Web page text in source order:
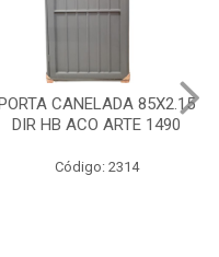
PORTA LAMINADA 60X215
DIR POP/MIX HB
Código: 2340